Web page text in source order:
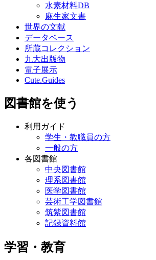
水素材料DB
麻生家文書
世界の文献
データベース
所蔵コレクション
九大出版物
電子展示
Cute.Guides
図書館を使う
利用ガイド
学生・教職員の方
一般の方
各図書館
中央図書館
理系図書館
医学図書館
芸術工学図書館
筑紫図書館
記録資料館
学習・教育